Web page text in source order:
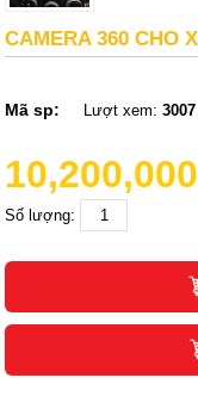
CAMERA 360 CHO
Mã sp: Lượt xem:3007
Số lượng: